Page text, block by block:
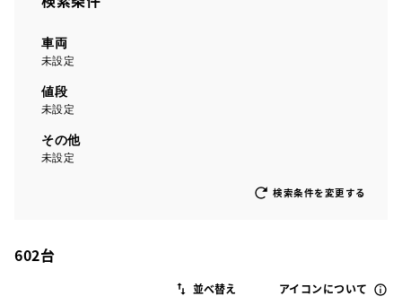
車両
未設定
値段
未設定
その他
未設定
検索条件を変更する
602台
アイコンについて